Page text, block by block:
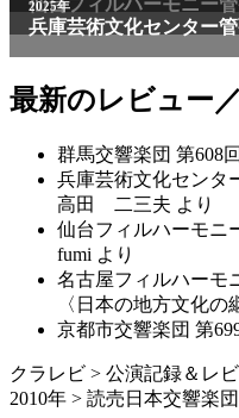
最新のレビュー
群馬交響楽団 第608
兵庫芸術文化センタ
高田 二三夫 より
仙台フィルハーモニ
fumi より
名古屋フィルハーモ
〈日本の地方文化の
京都市交響楽団 第
クラレビ > 公演記録＆レ
2010年 > 読売日本交響楽